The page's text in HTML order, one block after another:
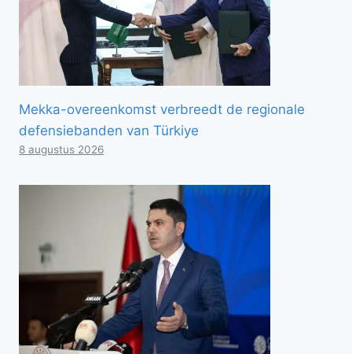
Mekka-overeenkomst verbreedt de regionale
defensiebanden van Türkiye
8 augustus 2026